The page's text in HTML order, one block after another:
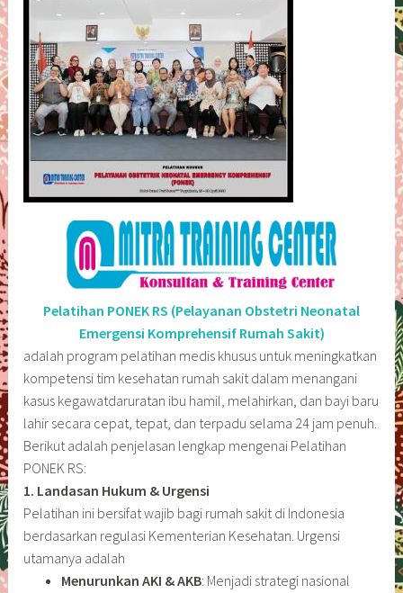
Pelatihan PONEK RS (Pelayanan Obstetri Neonatal
Emergensi Komprehensif Rumah Sakit)
adalah program pelatihan medis khusus untuk meningkatkan
kompetensi tim kesehatan rumah sakit dalam menangani
kasus kegawatdaruratan ibu hamil, melahirkan, dan bayi baru
lahir secara cepat, tepat, dan terpadu selama 24 jam penuh.
Berikut adalah penjelasan lengkap mengenai Pelatihan
PONEK RS:
1. Landasan Hukum & Urgensi
Pelatihan ini bersifat wajib bagi rumah sakit di Indonesia
berdasarkan regulasi Kementerian Kesehatan. Urgensi
utamanya adalah
Menurunkan AKI & AKB: Menjadi strategi nasional